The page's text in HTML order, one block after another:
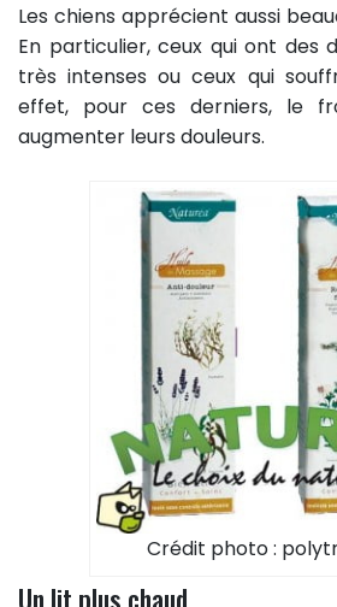
Les chiens apprécient aussi
En particulier, ceux qui ont des
très intenses ou ceux qui
effet, pour ces derniers, le
augmenter leurs douleurs.
Crédit photo :
Un lit plus chaud